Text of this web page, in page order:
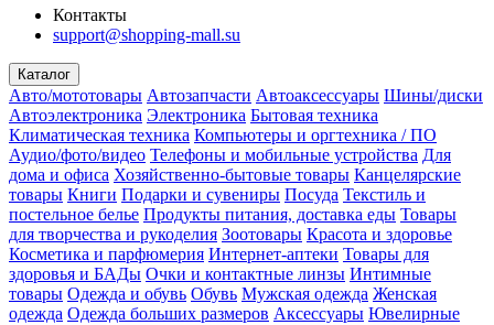
Контакты
support@shopping-mall.su
Каталог
Авто/мототовары Автозапчасти Автоаксессуары Шины/диски
Автоэлектроника Электроника Бытовая техника
Климатическая техника Компьютеры и оргтехника / ПО
Аудио/фото/видео Телефоны и мобильные устройства Для
дома и офиса Хозяйственно-бытовые товары Канцелярские
товары Книги Подарки и сувениры Посуда Текстиль и
постельное белье Продукты питания, доставка еды Товары
для творчества и рукоделия Зоотовары Красота и здоровье
Косметика и парфюмерия Интернет-аптеки Товары для
здоровья и БАДы Очки и контактные линзы Интимные
товары Одежда и обувь Обувь Мужская одежда Женская
одежда Одежда больших размеров Аксессуары Ювелирные